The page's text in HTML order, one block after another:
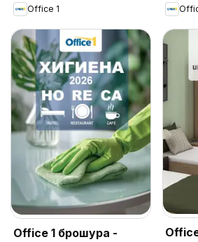
Office 1
Office 1 брошура -